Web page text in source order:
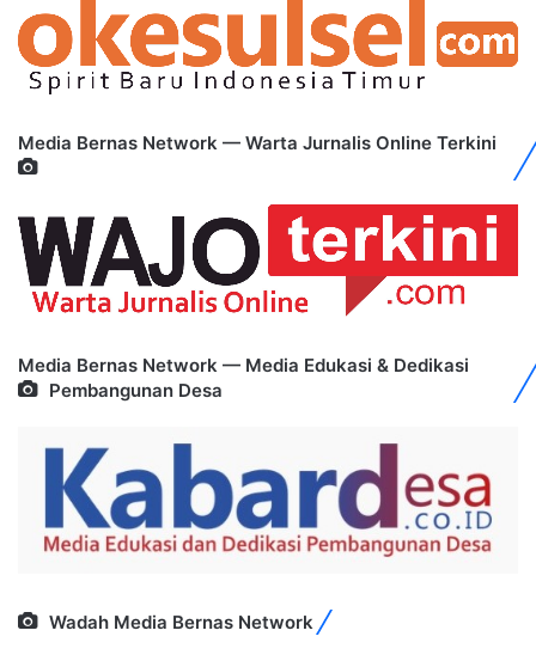
Media Bernas Network — Warta Jurnalis Online Terkini
Media Bernas Network — Media Edukasi & Dedikasi
Pembangunan Desa
Wadah Media Bernas Network